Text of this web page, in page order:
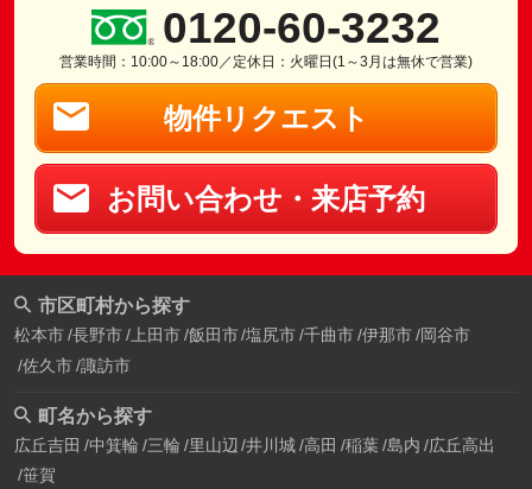
0120-60-3232
営業時間：10:00～18:00／定休日：火曜日(1～3月は無休で営業)
物件リクエスト
お問い合わせ・来店予約
市区町村から探す
松本市 長野市 上田市 飯田市 塩尻市 千曲市 伊那市 岡谷市
佐久市 諏訪市
町名から探す
広丘吉田 中箕輪 三輪 里山辺 井川城 高田 稲葉 島内 広丘高出
笹賀